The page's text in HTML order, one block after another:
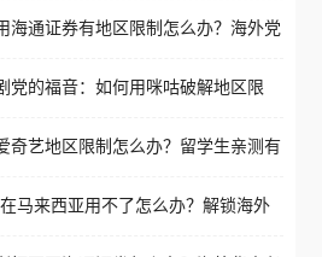
国、加拿大、澳大利亚、欧
学、定居等，都可以使用，
扰。
海通证券有地区限制怎么办？海外党
党的福音：如何用咪咕破解地区限
奇艺地区限制怎么办？留学生亲测有
马来西亚用不了怎么办？解锁海外